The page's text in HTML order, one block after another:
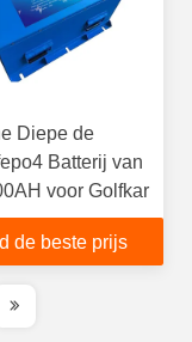
Diepe de
Batterij van
voor Golfkar
de beste prijs